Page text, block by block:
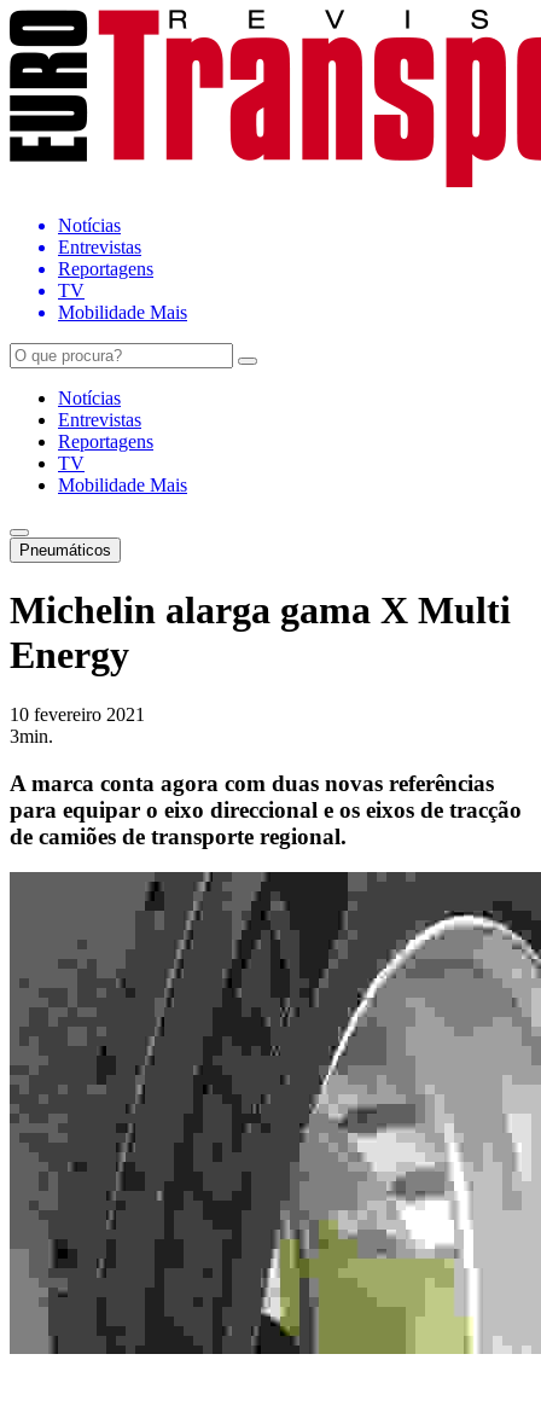
Notícias
Entrevistas
Reportagens
TV
Mobilidade Mais
Notícias
Entrevistas
Reportagens
TV
Mobilidade Mais
Pneumáticos
Michelin alarga gama X Multi
Energy
10 fevereiro 2021
3min.
A marca conta agora com duas novas referências
para equipar o eixo direccional e os eixos de tracção
de camiões de transporte regional.